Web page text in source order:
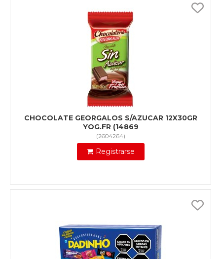
CHOCOLATE GEORGALOS S/AZUCAR 12X30GR
YOG.FR (14869
(2604264)
Registrarse